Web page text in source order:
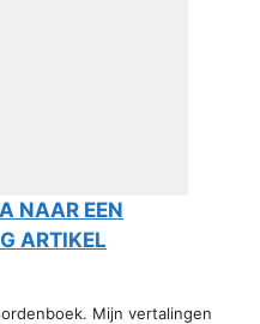
NAAR EEN
ARTIKEL
Mijn vertalingen